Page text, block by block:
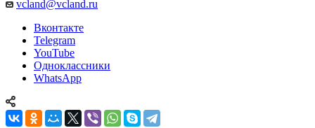
WhatsApp
Рамка дисплея для iPhone 4S черная
Главная
—